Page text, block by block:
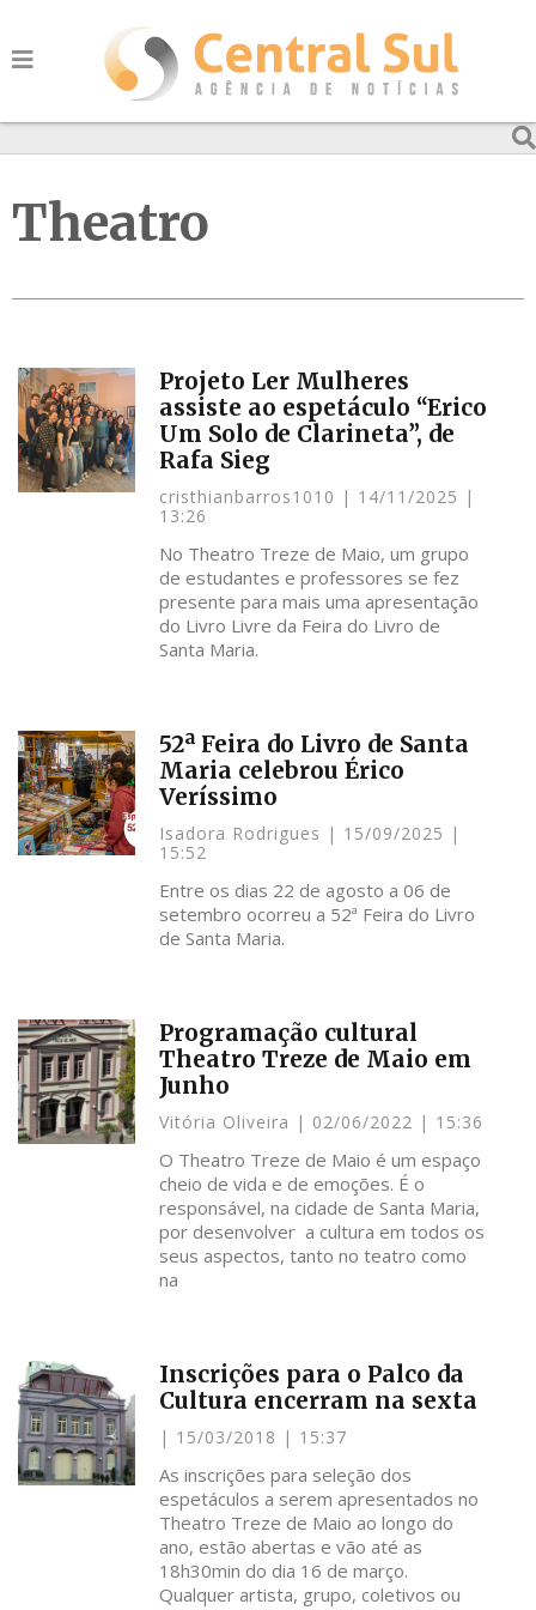
Theatro
Projeto Ler Mulheres
assiste ao espetáculo “Erico
Um Solo de Clarineta”, de
Rafa Sieg
cristhianbarros1010
14/11/2025
13:26
No Theatro Treze de Maio, um grupo
de estudantes e professores se fez
presente para mais uma apresentação
do Livro Livre da Feira do Livro de
Santa Maria.
52ª Feira do Livro de Santa
Maria celebrou Érico
Veríssimo
Isadora Rodrigues
15/09/2025
15:52
Entre os dias 22 de agosto a 06 de
setembro ocorreu a 52ª Feira do Livro
de Santa Maria.
Programação cultural
Theatro Treze de Maio em
Junho
Vitória Oliveira 02/06/2022 15:36
O Theatro Treze de Maio é um espaço
cheio de vida e de emoções. É o
responsável, na cidade de Santa Maria,
por desenvolver a cultura em todos os
seus aspectos, tanto no teatro como
na
Inscrições para o Palco da
Cultura encerram na sexta
15/03/2018 15:37
As inscrições para seleção dos
espetáculos a serem apresentados no
Theatro Treze de Maio ao longo do
ano, estão abertas e vão até as
18h30min do dia 16 de março.
Qualquer artista, grupo, coletivos ou